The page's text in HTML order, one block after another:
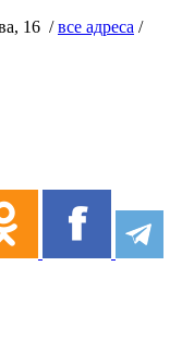
16 /все адреса /